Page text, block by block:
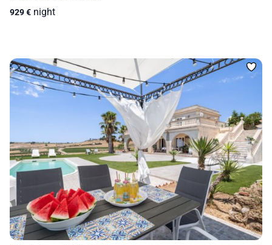
929€ night